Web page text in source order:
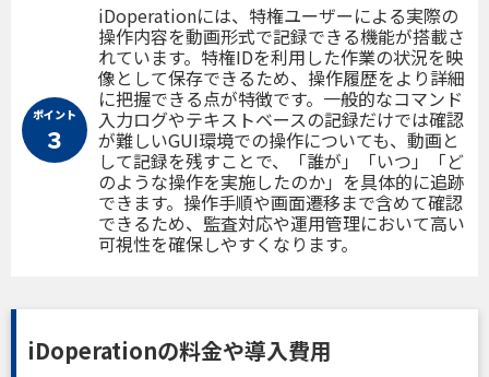
ポイント
３
iDoperationには、特権ユーザーによる実際の
操作内容を動画形式で記録できる機能が搭載さ
れています。特権IDを利用した作業の状況を映
像として保存できるため、操作履歴をより詳細
に把握できる点が特徴です。一般的なコマンド
入力ログやテキストベースの記録だけでは確認
が難しいGUI環境での操作についても、動画と
して記録を残すことで、「誰が」「いつ」「ど
のような操作を実施したのか」を具体的に追跡
できます。操作手順や画面遷移まで含めて確認
できるため、監査対応や運用管理において高い
可視性を確保しやすくなります。
iDoperationの料金や導入費用